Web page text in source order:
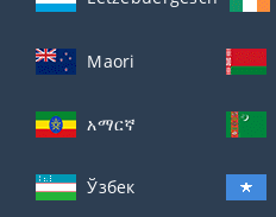
Maori
አማርኛ
Ўзбек